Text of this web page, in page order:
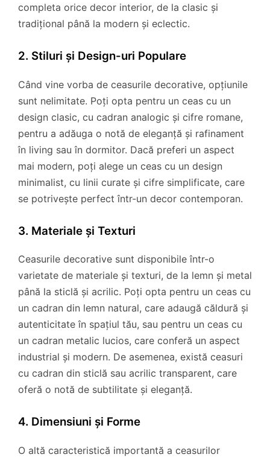
completa orice decor interior, de la clasic și
tradițional până la modern și eclectic.
2. Stiluri și Design-uri Populare
Când vine vorba de ceasurile decorative, opțiunile
sunt nelimitate. Poți opta pentru un ceas cu un
design clasic, cu cadran analogic și cifre romane,
pentru a adăuga o notă de eleganță și rafinament
în living sau în dormitor. Dacă preferi un aspect
mai modern, poți alege un ceas cu un design
minimalist, cu linii curate și cifre simplificate, care
se potrivește perfect într-un decor contemporan.
3. Materiale și Texturi
Ceasurile decorative sunt disponibile într-o
varietate de materiale și texturi, de la lemn și metal
până la sticlă și acrilic. Poți opta pentru un ceas cu
un cadran din lemn natural, care adaugă căldură și
autenticitate în spațiul tău, sau pentru un ceas cu
un cadran metalic lucios, care conferă un aspect
industrial și modern. De asemenea, există ceasuri
cu cadran din sticlă sau acrilic transparent, care
oferă o notă de subtilitate și eleganță.
4. Dimensiuni și Forme
O altă caracteristică importantă a ceasurilor